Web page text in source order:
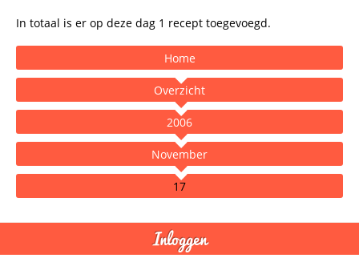
In totaal is er op deze dag 1 recept toegevoegd.
Home
Overzicht
2006
November
17
- Advertentie - powered by
Inloggen